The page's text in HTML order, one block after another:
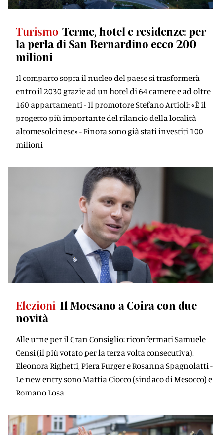
Turismo Terme, hotel e residenze: per
la perla di San Bernardino ecco 200
milioni
Il comparto sopra il nucleo del paese si trasformerà
entro il 2030 grazie ad un hotel di 64 camere e ad oltre
160 appartamenti - Il promotore Stefano Artioli: «È il
progetto più importante del rilancio della località
altomesolcinese» - Finora sono già stati investiti 100
milioni
Elezioni Il Moesano a Coira con due
novità
Alle urne per il Gran Consiglio: riconfermati Samuele
Censi (il più votato per la terza volta consecutiva),
Eleonora Righetti, Piera Furger e Rosanna Spagnolatti -
Le new entry sono Mattia Ciocco (sindaco di Mesocco) e
Romano Losa